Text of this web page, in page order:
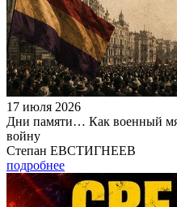
17 июля 2026
Дни памяти… Как военный
войну
Степан ЕВСТИГНЕЕВ
подробнее